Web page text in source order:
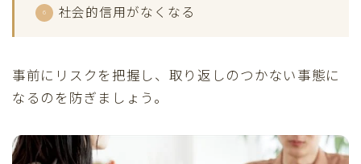
社会的信用がなくなる
事前にリスクを把握し、取り返しのつかない事態に
なるのを防ぎましょう。